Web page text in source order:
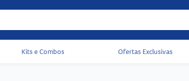
Acessos rápidos do cabeçalho
Kits e Combos Ofertas Exclusivas